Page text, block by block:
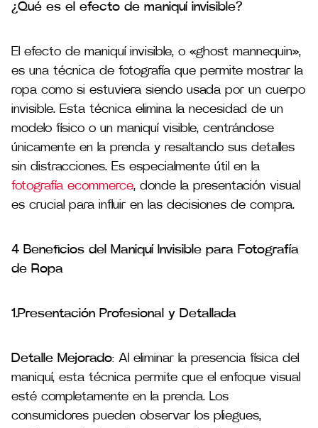
¿Qué es el efecto de maniquí invisible?
El efecto de maniquí invisible, o «ghost mannequin»,
es una técnica de fotografía que permite mostrar la
ropa como si estuviera siendo usada por un cuerpo
invisible. Esta técnica elimina la necesidad de un
modelo físico o un maniquí visible, centrándose
únicamente en la prenda y resaltando sus detalles
sin distracciones. Es especialmente útil en la
fotografía ecommerce, donde la presentación visual
es crucial para influir en las decisiones de compra.
4 Beneficios del Maniquí Invisible para Fotografía
de Ropa
1.Presentación Profesional y Detallada
Detalle Mejorado: Al eliminar la presencia física del
maniquí, esta técnica permite que el enfoque visual
esté completamente en la prenda. Los
consumidores pueden observar los pliegues,